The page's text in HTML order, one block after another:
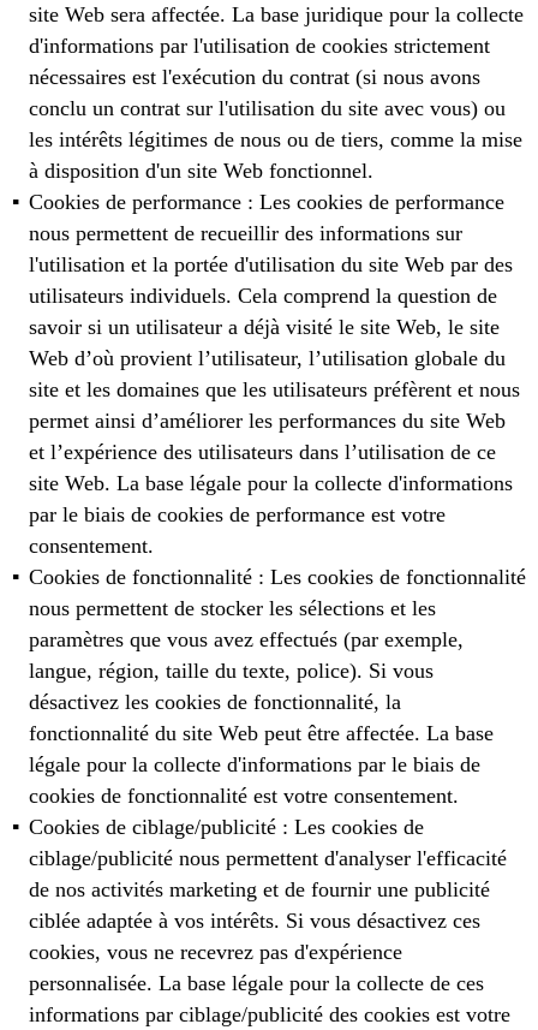
site Web sera affectée. La base juridique pour la collecte
d'informations par l'utilisation de cookies strictement
nécessaires est l'exécution du contrat (si nous avons
conclu un contrat sur l'utilisation du site avec vous) ou
les intérêts légitimes de nous ou de tiers, comme la mise
à disposition d'un site Web fonctionnel.
Cookies de performance : Les cookies de performance
nous permettent de recueillir des informations sur
l'utilisation et la portée d'utilisation du site Web par des
utilisateurs individuels. Cela comprend la question de
savoir si un utilisateur a déjà visité le site Web, le site
Web d’où provient l’utilisateur, l’utilisation globale du
site et les domaines que les utilisateurs préfèrent et nous
permet ainsi d’améliorer les performances du site Web
et l’expérience des utilisateurs dans l’utilisation de ce
site Web. La base légale pour la collecte d'informations
par le biais de cookies de performance est votre
consentement.
Cookies de fonctionnalité : Les cookies de fonctionnalité
nous permettent de stocker les sélections et les
paramètres que vous avez effectués (par exemple,
langue, région, taille du texte, police). Si vous
désactivez les cookies de fonctionnalité, la
fonctionnalité du site Web peut être affectée. La base
légale pour la collecte d'informations par le biais de
cookies de fonctionnalité est votre consentement.
Cookies de ciblage/publicité : Les cookies de
ciblage/publicité nous permettent d'analyser l'efficacité
de nos activités marketing et de fournir une publicité
ciblée adaptée à vos intérêts. Si vous désactivez ces
cookies, vous ne recevrez pas d'expérience
personnalisée. La base légale pour la collecte de ces
informations par ciblage/publicité des cookies est votre